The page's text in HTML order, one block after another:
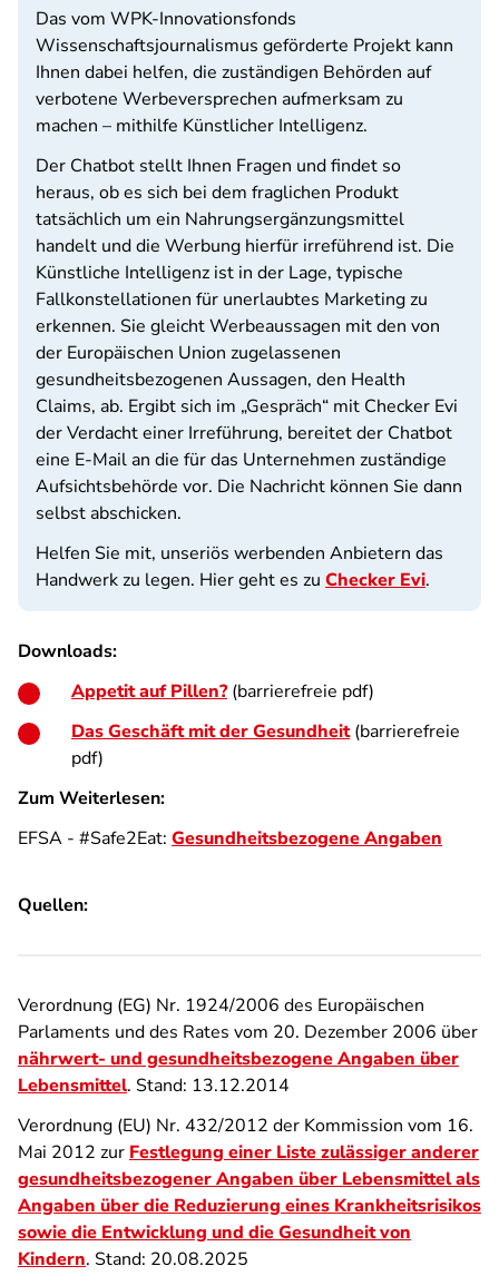
Das vom WPK-Innovationsfonds
Wissenschaftsjournalismus geförderte Projekt kann
Ihnen dabei helfen, die zuständigen Behörden auf
verbotene Werbeversprechen aufmerksam zu
machen – mithilfe Künstlicher Intelligenz.
Der Chatbot stellt Ihnen Fragen und findet so
heraus, ob es sich bei dem fraglichen Produkt
tatsächlich um ein Nahrungsergänzungsmittel
handelt und die Werbung hierfür irreführend ist. Die
Künstliche Intelligenz ist in der Lage, typische
Fallkonstellationen für unerlaubtes Marketing zu
erkennen. Sie gleicht Werbeaussagen mit den von
der Europäischen Union zugelassenen
gesundheitsbezogenen Aussagen, den Health
Claims, ab. Ergibt sich im „Gespräch“ mit Checker Evi
der Verdacht einer Irreführung, bereitet der Chatbot
eine E-Mail an die für das Unternehmen zuständige
Aufsichtsbehörde vor. Die Nachricht können Sie dann
selbst abschicken.
Helfen Sie mit, unseriös werbenden Anbietern das
Handwerk zu legen. Hier geht es zu Checker Evi.
Downloads:
Appetit auf Pillen?(barrierefreie pdf)
Das Geschäft mit der Gesundheit(barrierefreie
pdf)
Zum Weiterlesen:
EFSA - #Safe2Eat: Gesundheitsbezogene Angaben
Quellen:
Verordnung (EG) Nr. 1924/2006 des Europäischen
Parlaments und des Rates vom 20. Dezember 2006 über
nährwert- und gesundheitsbezogene Angaben über
Lebensmittel. Stand: 13.12.2014
Verordnung (EU) Nr. 432/2012 der Kommission vom 16.
Mai 2012 zur Festlegung einer Liste zulässiger anderer
gesundheitsbezogener Angaben über Lebensmittel als
Angaben über die Reduzierung eines Krankheitsrisikos
sowie die Entwicklung und die Gesundheit von
Kindern. Stand: 20.08.2025